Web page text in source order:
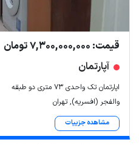
قیمت: 7,300,000,000 تومان
آپارتمان
اپارتمان تک واحدی ۷۳ متری دو طبقه
والفجر (افسریه), تهران
مشاهده جزییات